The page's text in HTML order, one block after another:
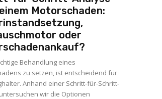
Motorschaden:
oder
Behandlung eines
zu setzen, ist entscheidend für
Anhand einer Schritt-für-Schritt-
wir die Optionen